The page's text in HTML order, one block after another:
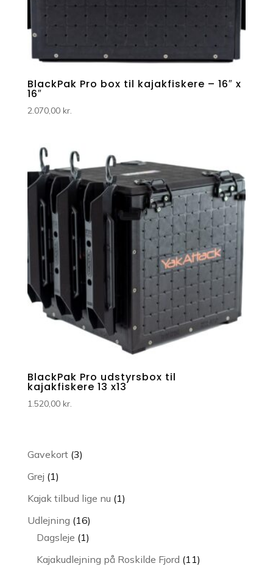
BlackPak Pro box til kajakfiskere – 16″ x
16″
2.070,00 kr.
BlackPak Pro udstyrsbox til
kajakfiskere 13 x13
1.520,00 kr.
Gavekort 33
Grej 11
vare
Kajak tilbud lige nu 11
Udlejning 1616
varer
Dagsleje 11
vare
Kajakudlejning på Roskilde Fjord 1111